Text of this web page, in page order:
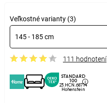
Veľkostné varianty (3)
145 - 185 cm
111 hodnotení
STANDARD
100
23.HCN.68714
Hohenstein